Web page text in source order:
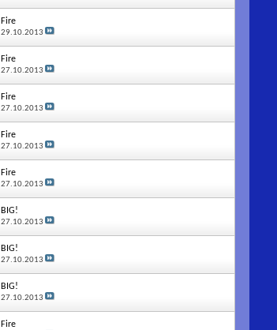
Fire
29.10.2013
Fire
27.10.2013
Fire
27.10.2013
Fire
27.10.2013
Fire
27.10.2013
BIG!
27.10.2013
BIG!
27.10.2013
BIG!
27.10.2013
Fire